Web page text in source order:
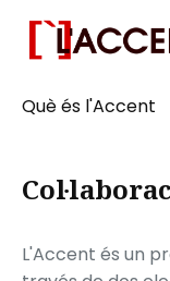
Què és l'Accent
L'Accent és un